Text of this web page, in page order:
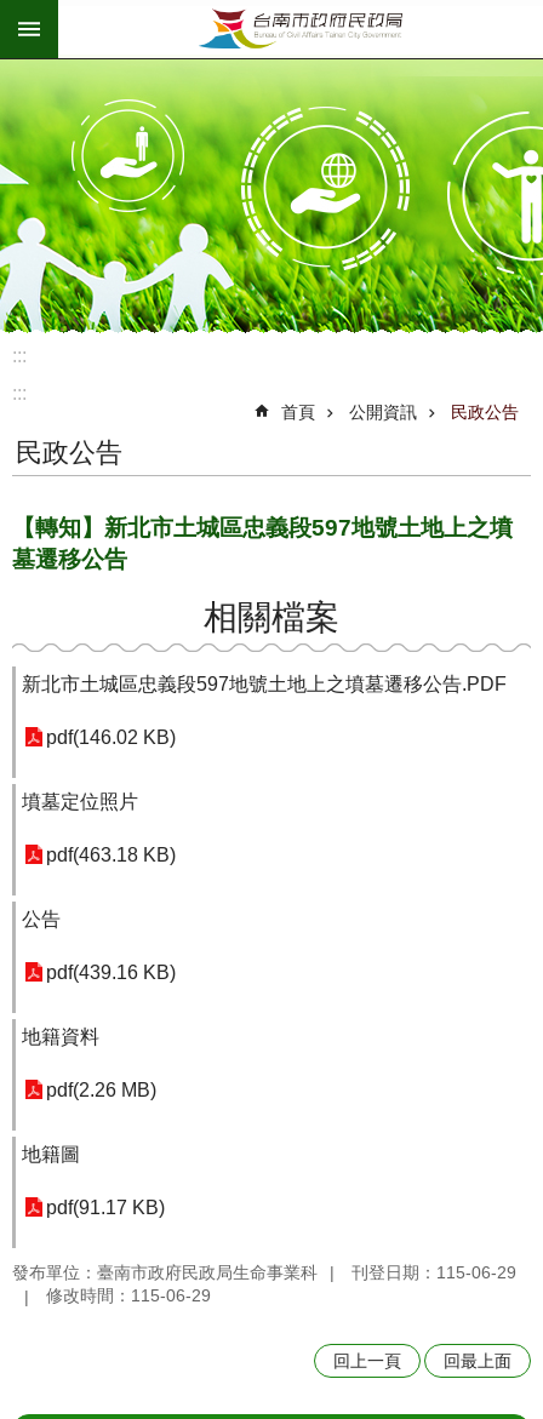
跳到主要內容區塊
:::
:::
首頁 公開資訊 民政公告
民政公告
【轉知】新北市土城區忠義段597地號土地上之墳
墓遷移公告
相關檔案
新北市土城區忠義段597地號土地上之墳墓遷移公告.PDF
pdf(146.02 KB)
墳墓定位照片
pdf(463.18 KB)
公告
pdf(439.16 KB)
地籍資料
pdf(2.26 MB)
地籍圖
pdf(91.17 KB)
發布單位：臺南市政府民政局生命事業科
刊登日期：115-06-29
修改時間：115-06-29
回上一頁 回最上面